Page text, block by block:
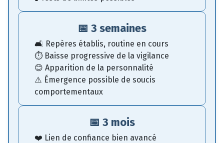
📅 3 semaines
🛋️ Repères établis, routine en cours
⏱️ Baisse progressive de la vigilance
😊 Apparition de la personnalité
⚠️ Émergence possible de soucis
comportementaux
📅 3 mois
❤️ Lien de confiance bien avancé